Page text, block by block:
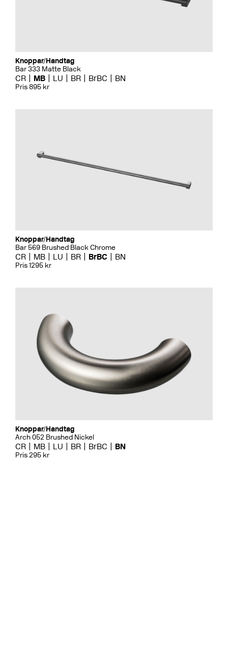
Knoppar/Handtag
Bar 333 Matte Black
CR MB LU BR BrBC BN
Pris 895 kr
Knoppar/Handtag
Bar 569 Brushed Black Chrome
CR MB LU BR BrBC BN
Pris 1295 kr
Knoppar/Handtag
Arch 052 Brushed Nickel
CR MB LU BR BrBC BN
Pris 295 kr